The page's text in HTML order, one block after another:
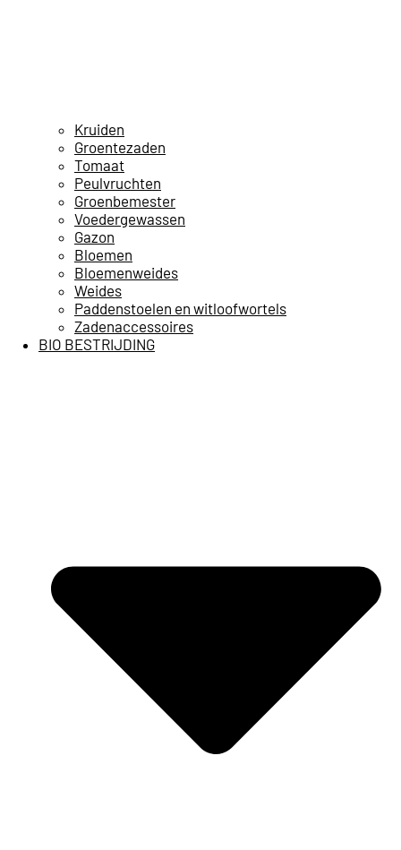
Kruiden
Groentezaden
Tomaat
Peulvruchten
Groenbemester
Voedergewassen
Gazon
Bloemen
Bloemenweides
Weides
Paddenstoelen en witloofwortels
Zadenaccessoires
BIO BESTRIJDING